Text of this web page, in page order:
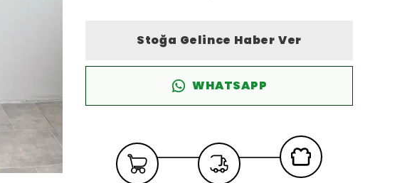
Stoğa Gelince Haber Ver
WHATSAPP